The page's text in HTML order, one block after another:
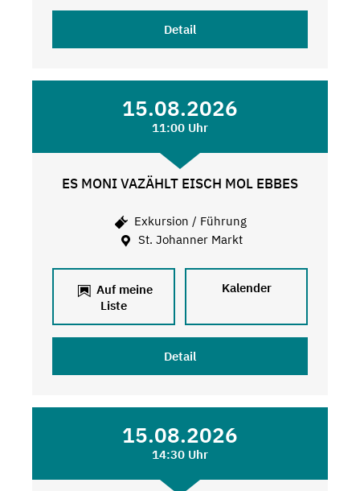
Detail
15.08.2026
11:00 Uhr
ES MONI VAZÄHLT EISCH MOL EBBES
Exkursion / Führung
St. Johanner Markt
Auf meine
Liste
Kalender
Detail
15.08.2026
14:30 Uhr